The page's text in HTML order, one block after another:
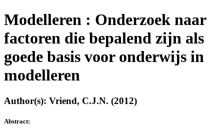
Modelleren : Onderzoek naar
factoren die bepalend zijn als
goede basis voor onderwijs in
modelleren
Author(s): Vriend, C.J.N. (2012)
Abstract: